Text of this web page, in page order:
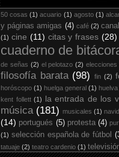
50 cosas (1) acuario (1) agosto (1)
y páginas amigas (4) café (2)
(1) cine (11) citas y frases (28)
cuaderno de
de señas (2) el pelotazo (2) elecciones
filosofía barata (98) fin (2)
horóscopo (1) huelga general (1) huelva
kent follett (1) la entrada de los
música (181) musicales (1)
(14) portugués (5) protesta (4)
(1) selección española de fútbol
tatuaje (2) teatro cardenio (1)